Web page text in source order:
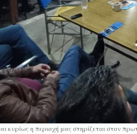
κυρίως η περιοχή μας στηρίζεται στον